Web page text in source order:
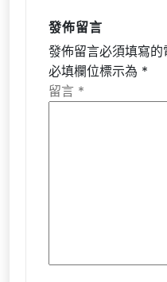
發佈留言
發佈留言必須填寫的
必填欄位標示為 *
留言 *